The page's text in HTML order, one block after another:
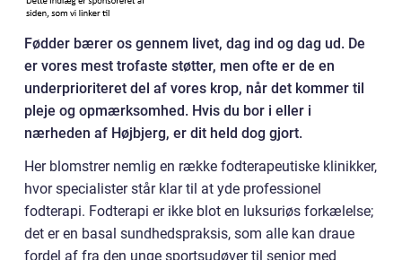
Fødder bærer os gennem livet, dag ind og dag ud. De
er vores mest trofaste støtter, men ofte er de en
underprioriteret del af vores krop, når det kommer til
pleje og opmærksomhed. Hvis du bor i eller i
nærheden af Højbjerg, er dit held dog gjort.
Her blomstrer nemlig en række fodterapeutiske klinikker,
hvor specialister står klar til at yde professionel
fodterapi. Fodterapi er ikke blot en luksuriøs forkælelse;
det er en basal sundhedspraksis, som alle kan draue
fordel af fra den unge sportsudøver til senior med